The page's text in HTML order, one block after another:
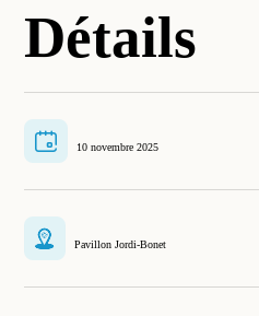
Détails
10 novembre 2025
Pavillon Jordi-Bonet